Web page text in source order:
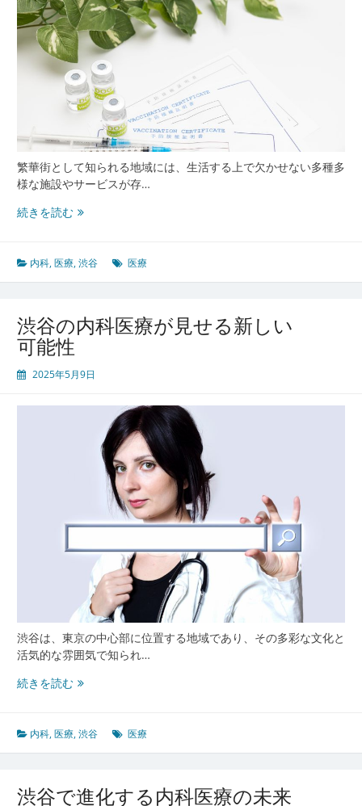
繁華街として知られる地域には、生活する上で欠かせない多種多
様な施設やサービスが存…
続きを読む渋
内
科
え
る
域
内科,医療,渋谷 医療
渋谷の内科医療が見せる新しい
可能性
2025年5月9日
渋谷は、東京の中心部に位置する地域であり、その多彩な文化と
活気的な雰囲気で知られ…
続きを読む渋
内
科
が
内科,医療,渋谷 医療
渋谷で進化する内科医療の未来